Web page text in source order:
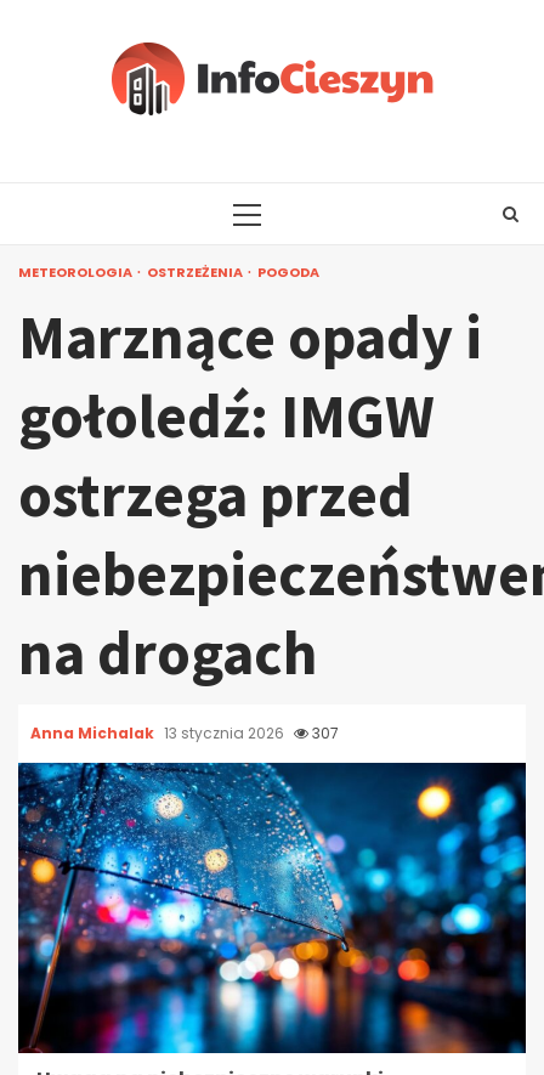
PRIMARY
METEOROLOGIA OSTRZEŻENIA POGODA
Marznące opady i
gołoledź: IMGW
ostrzega przed
na drogach
Anna Michalak 13 stycznia 2026 307